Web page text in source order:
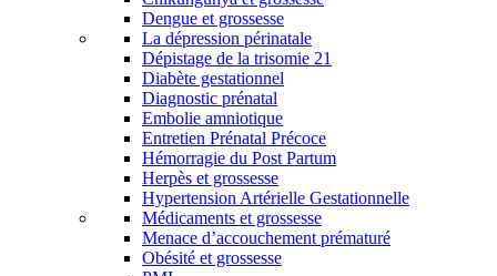
Dengue et grossesse
La dépression périnatale
Dépistage de la trisomie 21
Diabète gestationnel
Diagnostic prénatal
Embolie amniotique
Entretien Prénatal Précoce
Hémorragie du Post Partum
Herpès et grossesse
Hypertension Artérielle Gestationnelle
Médicaments et grossesse
Menace d’accouchement prématuré
Obésité et grossesse